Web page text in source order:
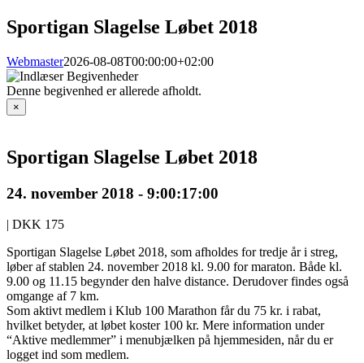
Sportigan Slagelse Løbet 2018
Webmaster2026-08-08T00:00:00+02:00
Denne begivenhed er allerede afholdt.
×
Sportigan Slagelse Løbet 2018
24. november 2018 - 9:00:17:00
| DKK 175
Sportigan Slagelse Løbet 2018, som afholdes for tredje år i streg,
løber af stablen 24. november 2018 kl. 9.00 for maraton. Både kl.
9.00 og 11.15 begynder den halve distance. Derudover findes også
omgange af 7 km.
Som aktivt medlem i Klub 100 Marathon får du 75 kr. i rabat,
hvilket betyder, at løbet koster 100 kr. Mere information under
“Aktive medlemmer” i menubjælken på hjemmesiden, når du er
logget ind som medlem.